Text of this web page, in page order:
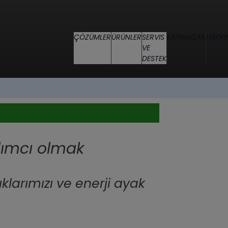
ÇÖZÜMLERÜRÜNLERSERVIS
VE
DESTEK
olmak
ve enerji ayak